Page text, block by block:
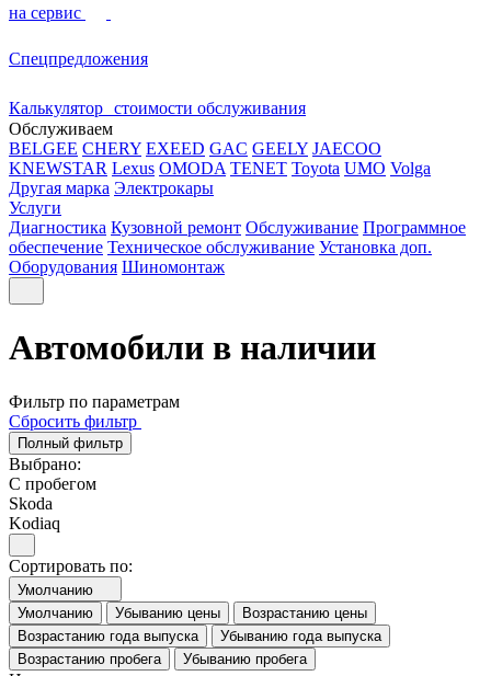
на сервис
Спецпредложения
Калькулятор стоимости обслуживания
Обслуживаем
BELGEE CHERY EXEED GAC GEELY JAECOO
KNEWSTAR Lexus OMODA TENET Toyota UMO Volga
Другая марка Электрокары
Услуги
Диагностика Кузовной ремонт Обслуживание Программное
обеспечение Техническое обслуживание Установка доп.
Оборудования Шиномонтаж
Автомобили в наличии
Фильтр по параметрам
Сбросить фильтр
Полный фильтр
Выбрано:
С пробегом
Skoda
Kodiaq
Сортировать по:
Умолчанию
Умолчанию
Убыванию цены
Возрастанию цены
Возрастанию года выпуска
Убыванию года выпуска
Возрастанию пробега
Убыванию пробега